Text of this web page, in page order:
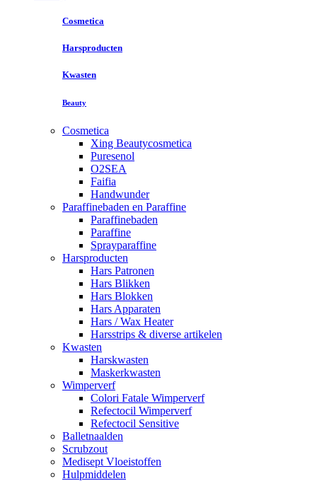
Cosmetica
Harsproducten
Kwasten
Beauty
Cosmetica
Xing Beautycosmetica
Puresenol
O2SEA
Faifia
Handwunder
Paraffinebaden en Paraffine
Paraffinebaden
Paraffine
Sprayparaffine
Harsproducten
Hars Patronen
Hars Blikken
Hars Blokken
Hars Apparaten
Hars / Wax Heater
Harsstrips & diverse artikelen
Kwasten
Harskwasten
Maskerkwasten
Wimperverf
Colori Fatale Wimperverf
Refectocil Wimperverf
Refectocil Sensitive
Balletnaalden
Scrubzout
Medisept Vloeistoffen
Hulpmiddelen